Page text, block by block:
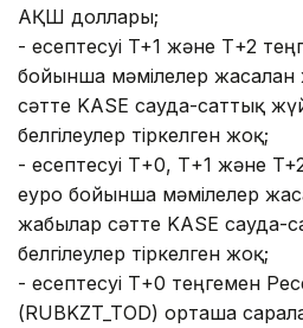
АҚШ доллары;
- есептесуі T+1 және Т+2
бойынша мәмілелер
сәтте KASE сауда-саттық
белгілеулер тіркелген жоқ;
- есептесуі Т+0, Т+1 және
еуро бойынша мәмілелер
жабылар сәтте KASE сауда-
белгілеулер тіркелген жоқ;
- есептесуі Т+0 теңгемен
(RUBKZT_TOD) орташа